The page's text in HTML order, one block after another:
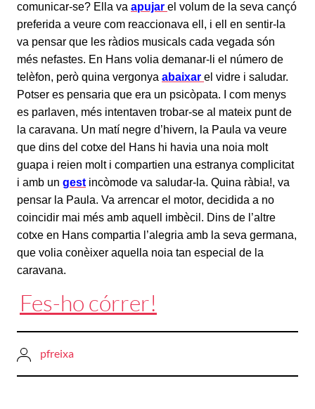
comunicar-se? Ella va apujar el volum de la seva cançó
preferida a veure com reaccionava ell, i ell en sentir-la
va pensar que les ràdios musicals cada vegada són
més nefastes. En Hans volia demanar-li el número de
telèfon, però quina vergonya abaixar el vidre i saludar.
Potser es pensaria que era un psicòpata. I com menys
es parlaven, més intentaven trobar-se al mateix punt de
la caravana. Un matí negre d’hivern, la Paula va veure
que dins del cotxe del Hans hi havia una noia molt
guapa i reien molt i compartien una estranya complicitat
i amb un gest incòmode va saludar-la. Quina ràbia!, va
pensar la Paula. Va arrencar el motor, decidida a no
coincidir mai més amb aquell imbècil. Dins de l’altre
cotxe en Hans compartia l’alegria amb la seva germana,
que volia conèixer aquella noia tan especial de la
caravana.
Fes-ho córrer!
pfreixa